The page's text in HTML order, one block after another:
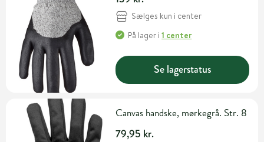
Sælges kun i center
På lager i1 center
Se lagerstatus
Canvas handske, mørkegrå. Str. 8
79,95 kr.